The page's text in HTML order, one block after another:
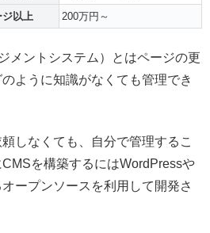
ジ以上
200万円～
メントシステム）とはページの更
ように知識がなくても管理でき
しなくても、自分で管理するこ
を構築するにはWordPressや
ープンソースを利用して開発さ